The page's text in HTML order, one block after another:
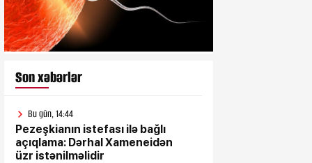
Son xəbərlər
Bu gün, 14:44
Pezeşkianın istefası ilə bağlı
açıqlama: Dərhal Xameneidən
üzr istənilməlidir